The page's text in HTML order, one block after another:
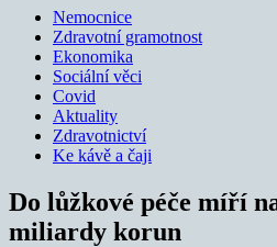
Nemocnice
Zdravotní gramotnost
Ekonomika
Sociální věci
Covid
Aktuality
Zdravotnictví
Ke kávě a čaji
Do lůžkové péče míří
miliardy korun